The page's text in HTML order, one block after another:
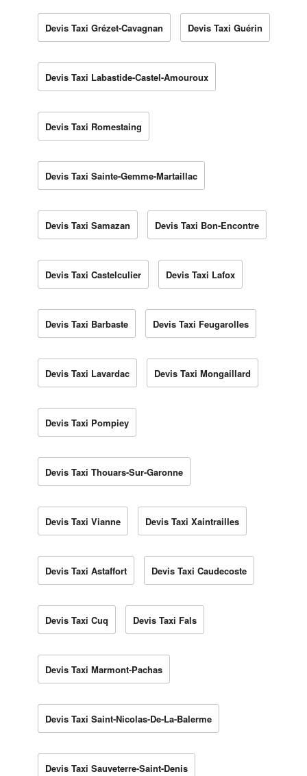
Devis Taxi Grézet-Cavagnan Devis Taxi Guérin
Devis Taxi Labastide-Castel-Amouroux
Devis Taxi Romestaing
Devis Taxi Sainte-Gemme-Martaillac
Devis Taxi Samazan Devis Taxi Bon-Encontre
Devis Taxi Castelculier Devis Taxi Lafox
Devis Taxi Barbaste Devis Taxi Feugarolles
Devis Taxi Lavardac Devis Taxi Mongaillard
Devis Taxi Pompiey
Devis Taxi Thouars-Sur-Garonne
Devis Taxi Vianne Devis Taxi Xaintrailles
Devis Taxi Astaffort Devis Taxi Caudecoste
Devis Taxi Cuq Devis Taxi Fals
Devis Taxi Marmont-Pachas
Devis Taxi Saint-Nicolas-De-La-Balerme
Devis Taxi Sauveterre-Saint-Denis